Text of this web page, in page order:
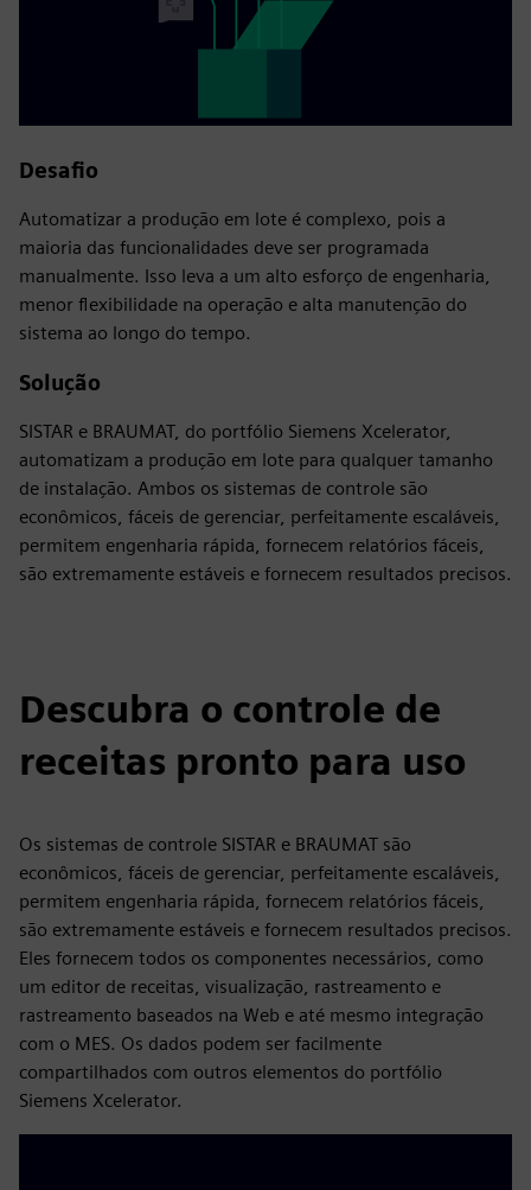
Desafio
Automatizar a produção em lote é complexo, pois a
maioria das funcionalidades deve ser programada
manualmente. Isso leva a um alto esforço de engenharia,
menor flexibilidade na operação e alta manutenção do
sistema ao longo do tempo.
Solução
SISTAR e BRAUMAT, do portfólio Siemens Xcelerator,
automatizam a produção em lote para qualquer tamanho
de instalação. Ambos os sistemas de controle são
econômicos, fáceis de gerenciar, perfeitamente escaláveis,
permitem engenharia rápida, fornecem relatórios fáceis,
são extremamente estáveis e fornecem resultados precisos.
Descubra o controle de
receitas pronto para uso
Os sistemas de controle SISTAR e BRAUMAT são
econômicos, fáceis de gerenciar, perfeitamente escaláveis,
permitem engenharia rápida, fornecem relatórios fáceis,
são extremamente estáveis e fornecem resultados precisos.
Eles fornecem todos os componentes necessários, como
um editor de receitas, visualização, rastreamento e
rastreamento baseados na Web e até mesmo integração
com o MES. Os dados podem ser facilmente
compartilhados com outros elementos do portfólio
Siemens Xcelerator.